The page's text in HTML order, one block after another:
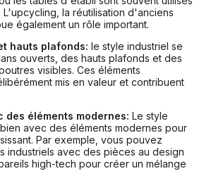
la réutilisation d'anciens
également un rôle important.
hauts plafonds: le style industriel se
ouverts, des hauts plafonds et des
visibles. Ces éléments
mis en valeur et contribuent
des éléments modernes: Le style
avec des éléments modernes pour
Par exemple, vous pouvez
industriels avec des pièces au design
high-tech pour créer un mélange